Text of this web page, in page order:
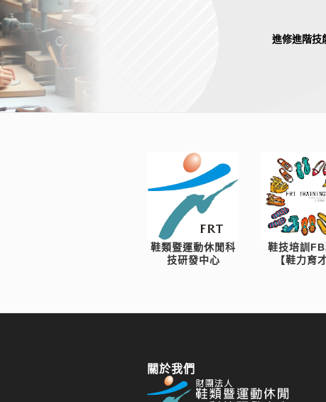
進修進階技
鞋類暨運動休閒科
技研發中心
鞋技培訓
【鞋力育
關於我們